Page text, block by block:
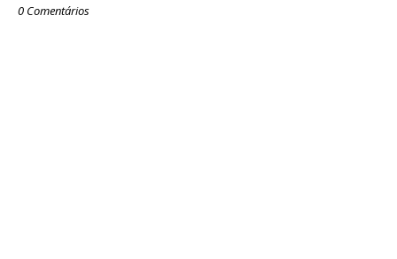
0 Comentários